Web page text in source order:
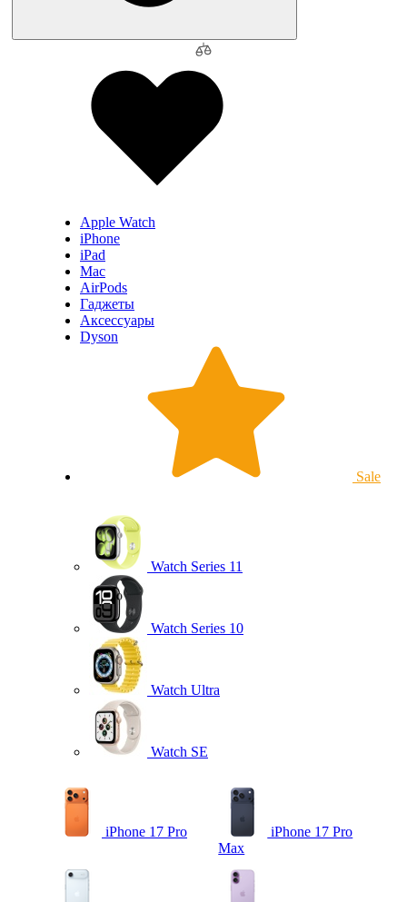
Apple Watch
iPhone
iPad
Mac
AirPods
Гаджеты
Аксессуары
Dyson
Sale
Watch Series 11
Watch Series 10
Watch Ultra
Watch SE
iPhone 17 Pro
iPhone 17 Pro
Max